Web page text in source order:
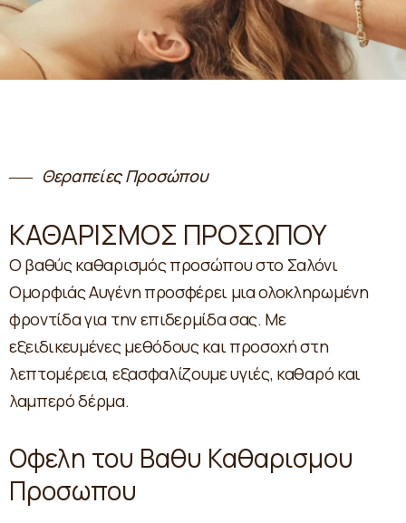
Θεραπείες Προσώπου
ΚΑΘΑΡΙΣΜΟΣ ΠΡΟΣΩΠΟΥ
Ο βαθύς καθαρισμός προσώπου στο Σαλόνι
Ομορφιάς Αυγένη προσφέρει μια ολοκληρωμένη
φροντίδα για την επιδερμίδα σας. Με
εξειδικευμένες μεθόδους και προσοχή στη
λεπτομέρεια, εξασφαλίζουμε υγιές, καθαρό και
λαμπερό δέρμα.
Οφελη του Βαθυ Καθαρισμου
Προσωπου